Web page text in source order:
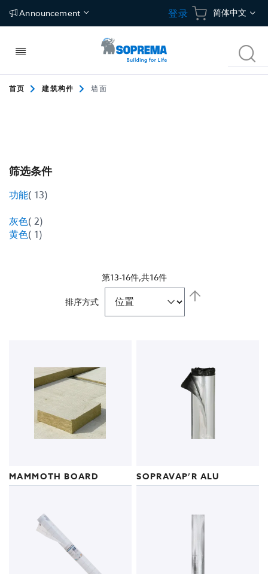
到
Announcement 登录
语
言
简体中文
导
航
建筑构件
建筑围护结构
地面
地下空间
应用
保温
隔汽/透汽
地坪
碳中和建筑方案
绿植屋面
光伏屋面
关于我们
独特价值
新闻中心
联络地址
首页 建筑构件 墙面
第13-16件,共16件
排序方式
MAMMOTH BOARD SOPRAVAP’R ALU
筛选条件
功能 13项
灰色 2项
目
黄色 1项